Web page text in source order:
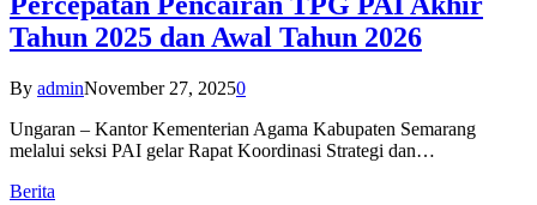
Tahun 2025 dan Awal Tahun 2026
By adminNovember 27, 20250
Ungaran – Kantor Kementerian Agama Kabupaten Semarang
melalui seksi PAI gelar Rapat Koordinasi Strategi dan…
Berita